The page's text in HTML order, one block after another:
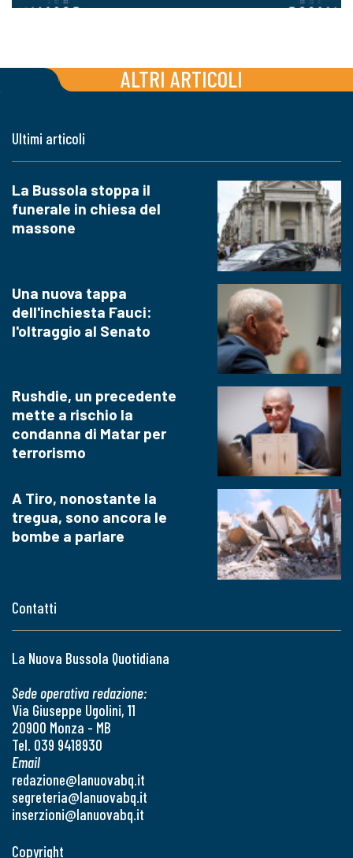
ALTRI ARTICOLI
Contatti
La Nuova Bussola Quotidiana
Sede operativa redazione:
Via Giuseppe Ugolini, 11
20900 Monza - MB
Tel. 039 9418930
Email
redazione@lanuovabq.it
segreteria@lanuovabq.it
inserzioni@lanuovabq.it
Ultimi articoli
La Bussola stoppa il
funerale in chiesa del
massone
Una nuova tappa
dell'inchiesta Fauci:
l'oltraggio al Senato
Rushdie, un precedente
mette a rischio la
condanna di Matar per
terrorismo
A Tiro, nonostante la
tregua, sono ancora le
bombe a parlare
Copyright